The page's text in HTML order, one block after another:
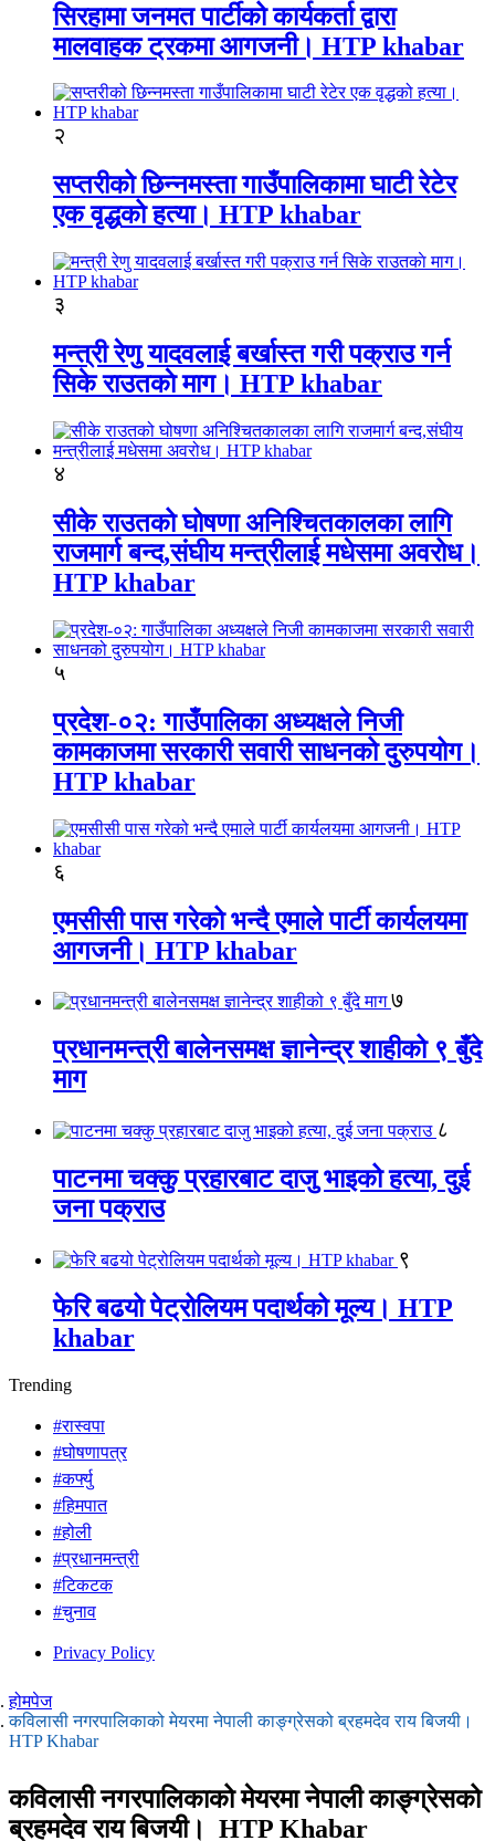
सिरहामा जनमत पार्टीको कार्यकर्ता द्वारा
मालवाहक ट्रकमा आगजनी। HTP khabar
२
सप्तरीको छिन्नमस्ता गाउँपालिकामा घाटी रेटेर
एक वृद्धको हत्या। HTP khabar
३
मन्त्री रेणु यादवलाई बर्खास्त गरी पक्राउ गर्न
सिके राउतकाे माग। HTP khabar
४
सीके राउतको घोषणा अनिश्चितकालका लागि
राजमार्ग बन्द,संघीय मन्त्रीलाई मधेसमा अवरोध।
HTP khabar
५
प्रदेश-०२: गाउँपालिका अध्यक्षले निजी
कामकाजमा सरकारी सवारी साधनको दुरुपयोग।
HTP khabar
६
एमसीसी पास गरेको भन्दै एमाले पार्टी कार्यलयमा
आगजनी। HTP khabar
७
प्रधानमन्त्री बालेनसमक्ष ज्ञानेन्द्र शाहीको ९ बुँदे
माग
८
पाटनमा चक्कु प्रहारबाट दाजु भाइको हत्या, दुई
जना पक्राउ
९
फेरि बढयो पेट्रोलियम पदार्थको मूल्य। HTP
khabar
Trending
#रास्वपा
#घोषणापत्र
#कर्फ्यु
#हिमपात
#होली
#प्रधानमन्त्री
#टिकटक
#चुनाव
Privacy Policy
होमपेज
कविलासी नगरपालिकाको मेयरमा नेपाली काङ्ग्रेसको ब्रहमदेव राय बिजयी।
HTP Khabar
कविलासी नगरपालिकाको मेयरमा नेपाली काङ्ग्रेसको
ब्रहमदेव राय बिजयी। HTP Khabar